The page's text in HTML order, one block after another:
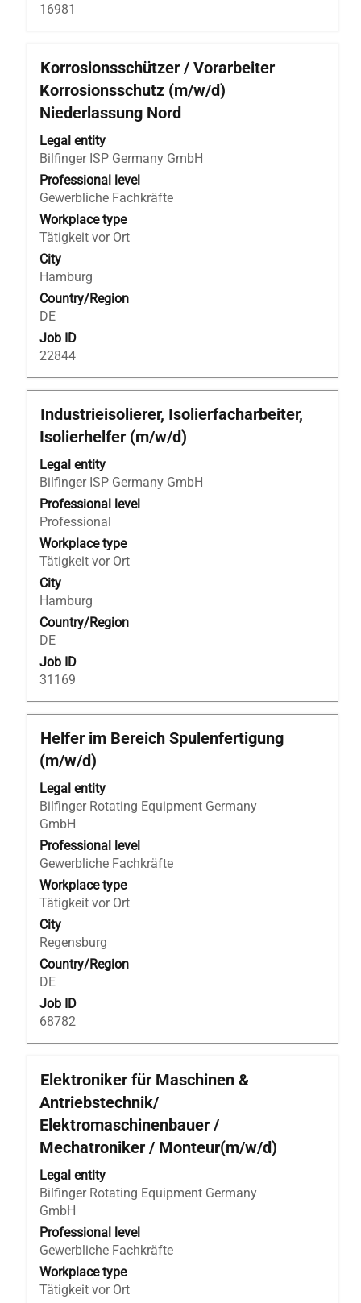
16981
Title
Korrosionsschützer / Vorarbeiter
Korrosionsschutz (m/w/d)
Niederlassung Nord
Legal entity
Bilfinger ISP Germany GmbH
Professional level
Gewerbliche Fachkräfte
Workplace type
Tätigkeit vor Ort
City
Hamburg
Country/Region
DE
Job ID
22844
Select
with
space
bar
to
view
the
full
contents
of
the
job
information.
Title
Industrieisolierer, Isolierfacharbeiter,
Isolierhelfer (m/w/d)
Legal entity
Bilfinger ISP Germany GmbH
Professional level
Professional
Workplace type
Tätigkeit vor Ort
City
Hamburg
Country/Region
DE
Job ID
31169
Select
with
space
bar
to
view
the
full
contents
of
the
job
information.
Title
Helfer im Bereich Spulenfertigung
(m/w/d)
Legal entity
Bilfinger Rotating Equipment Germany
GmbH
Professional level
Gewerbliche Fachkräfte
Workplace type
Tätigkeit vor Ort
City
Regensburg
Country/Region
DE
Job ID
68782
Select
with
space
bar
to
view
the
full
contents
of
the
job
information.
Title
Elektroniker für Maschinen &
Antriebstechnik/
Elektromaschinenbauer /
Mechatroniker / Monteur(m/w/d)
Legal entity
Bilfinger Rotating Equipment Germany
GmbH
Professional level
Gewerbliche Fachkräfte
Workplace type
Tätigkeit vor Ort
Select
with
space
bar
to
the
full
contents
of
the
job
information.